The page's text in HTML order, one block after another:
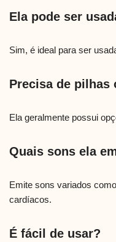
Ela pode ser
Sim, é ideal para ser
Precisa de pilhas
Ela geralmente possui
Quais sons ela
Emite sons variados
cardíacos.
É fácil de usar?